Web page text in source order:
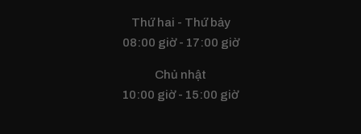
Thứ hai - Thứ bảy
08:00 giờ - 17:00 giờ
Chủ nhật
10:00 giờ - 15:00 giờ